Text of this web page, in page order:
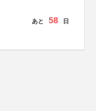
あと 58 日